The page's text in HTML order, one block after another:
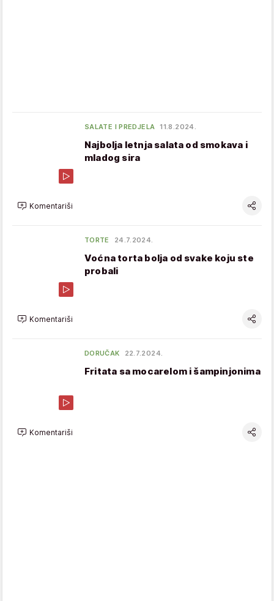
SALATE I PREDJELA 11.8.2024.
Najbolja letnja salata od smokava i
mladog sira
Komentariši
TORTE 24.7.2024.
Voćna torta bolja od svake koju ste
probali
Komentariši
DORUČAK 22.7.2024.
Fritata sa mocarelom i šampinjonima
Komentariši